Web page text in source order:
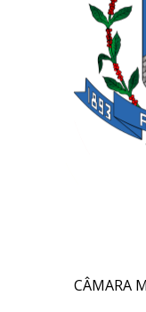
CÂMARA